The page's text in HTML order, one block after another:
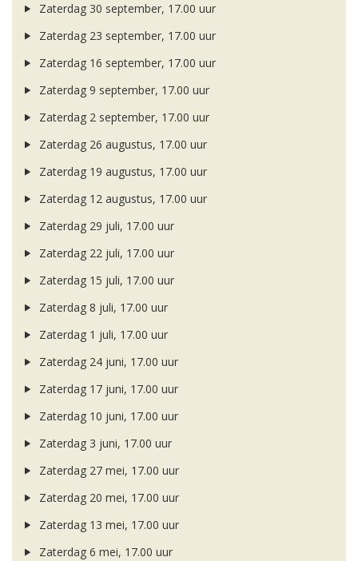
Zaterdag 30 september, 17.00 uur
Zaterdag 23 september, 17.00 uur
Zaterdag 16 september, 17.00 uur
Zaterdag 9 september, 17.00 uur
Zaterdag 2 september, 17.00 uur
Zaterdag 26 augustus, 17.00 uur
Zaterdag 19 augustus, 17.00 uur
Zaterdag 12 augustus, 17.00 uur
Zaterdag 29 juli, 17.00 uur
Zaterdag 22 juli, 17.00 uur
Zaterdag 15 juli, 17.00 uur
Zaterdag 8 juli, 17.00 uur
Zaterdag 1 juli, 17.00 uur
Zaterdag 24 juni, 17.00 uur
Zaterdag 17 juni, 17.00 uur
Zaterdag 10 juni, 17.00 uur
Zaterdag 3 juni, 17.00 uur
Zaterdag 27 mei, 17.00 uur
Zaterdag 20 mei, 17.00 uur
Zaterdag 13 mei, 17.00 uur
Zaterdag 6 mei, 17.00 uur